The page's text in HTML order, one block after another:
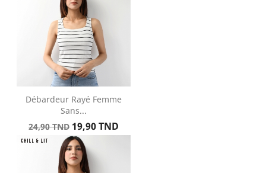
Débardeur Rayé Femme
Sans...
Prix
de
24,90 TND Prix
19,90 TND